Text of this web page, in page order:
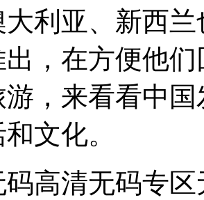
大利亚、新西
，在方便他
游，来看看中
文化。
码高清无码